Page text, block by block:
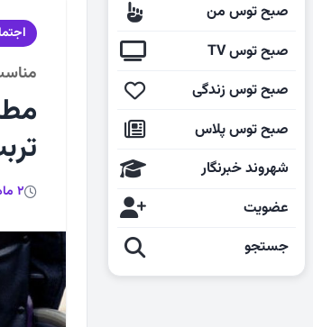
صبح توس من
صبح توس TV
صبح توس زندگی
صبح توس پلاس
شهروند خبرنگار
عضویت
جستجو
2 ماه پیش